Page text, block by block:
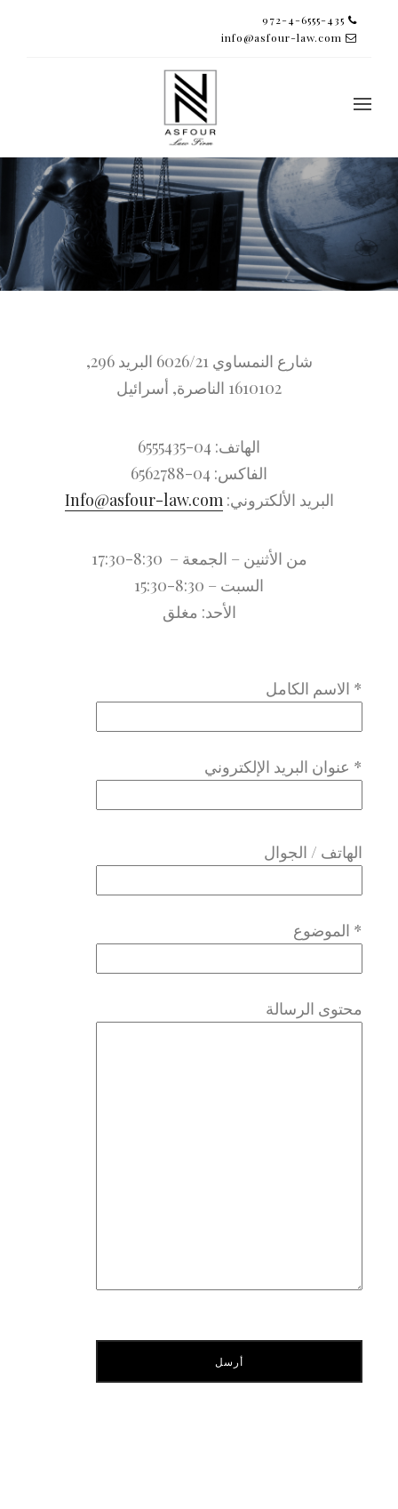
info@asfour-law.com
شارع النمساوي 6026/21 البريد 296,
1610102 الناصرة, أسرائيل
الهاتف: 04-6555435
الفاكس: 04-6562788
البريد الألكتروني:Info@asfour-law.com
من الأثنين – الجمعة – 8:30-17:30
السبت – 8:30-15:30
الأحد: مغلق
الاسم الكامل *
عنوان البريد الإلكتروني *
الهاتف / الجوال
الموضوع *
محتوى الرسالة